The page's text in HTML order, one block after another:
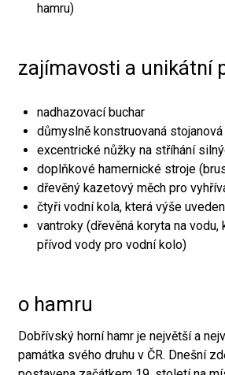
hamru)
zajímavosti a unikátní
nadhazovací buchar
důmyslně konstruovaná
excentrické nůžky na stříhání
doplňkové hamernické stroje
dřevěný kazetový měch pro
čtyři vodní kola, která výše
vantroky (dřevěná koryta na vodu,
přívod vody pro vodní kolo)
o hamru
Dobřívský horní hamr je největší a
památka svého druhu v ČR. Dnešní